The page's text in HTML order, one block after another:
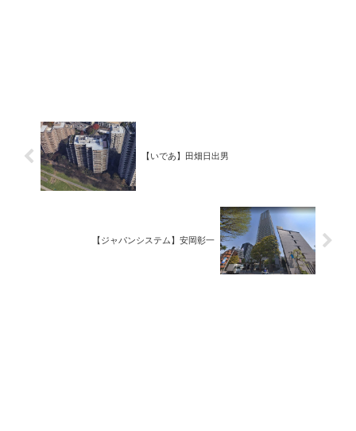
【いであ】田畑日出男
【ジャパンシステム】安岡彰一